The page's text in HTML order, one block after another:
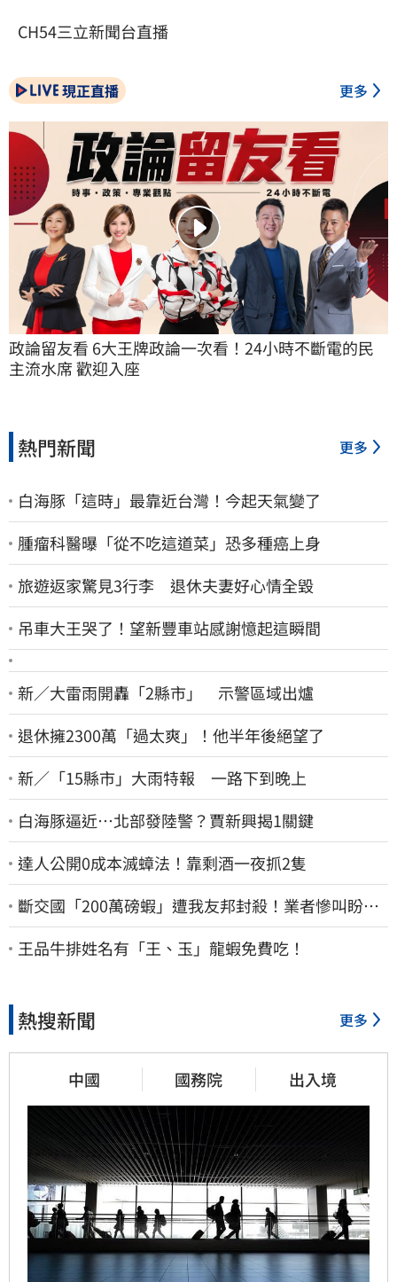
CH54三立新聞台直播
現正直播 更多
政論留友看 6大王牌政論一次看！24小時不斷電的民
主流水席 歡迎入座
熱門新聞 更多
白海豚「這時」最靠近台灣！今起天氣變了
腫瘤科醫曝「從不吃這道菜」恐多種癌上身
旅遊返家驚見3行李 退休夫妻好心情全毀
吊車大王哭了！望新豐車站感謝憶起這瞬間
新／大雷雨開轟「2縣市」 示警區域出爐
退休擁2300萬「過太爽」！他半年後絕望了
新／「15縣市」大雨特報 一路下到晚上
白海豚逼近…北部發陸警？賈新興揭1關鍵
達人公開0成本滅蟑法！靠剩酒一夜抓2隻
斷交國「200萬磅蝦」遭我友邦封殺！業者慘叫盼重
新開放
王品牛排姓名有「王、玉」龍蝦免費吃！
熱搜新聞 更多
中國 國務院 出入境